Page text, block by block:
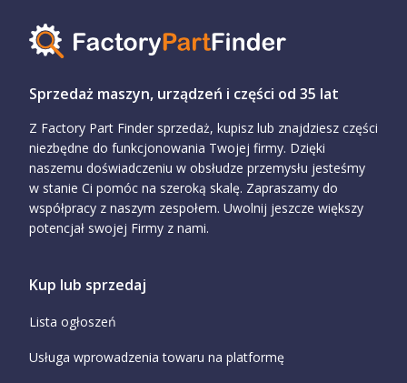
Sprzedaż maszyn, urządzeń i części od 35 lat
Z Factory Part Finder sprzedaż, kupisz lub znajdziesz części
niezbędne do funkcjonowania Twojej firmy. Dzięki
naszemu doświadczeniu w obsłudze przemysłu jesteśmy
w stanie Ci pomóc na szeroką skalę. Zapraszamy do
współpracy z naszym zespołem. Uwolnij jeszcze większy
potencjał swojej Firmy z nami.
Kup lub sprzedaj
Lista ogłoszeń
Usługa wprowadzenia towaru na platformę